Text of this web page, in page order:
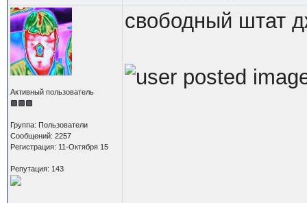
Активный пользователь
Группа: Пользователи
Сообщений: 2257
Регистрация: 11-Октября 15
Репутация: 143
свободный штат